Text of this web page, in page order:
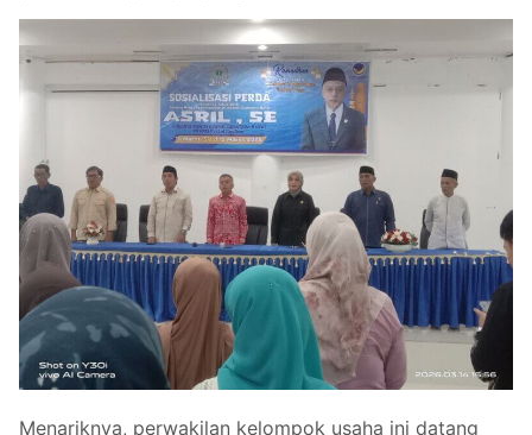
Menariknya, perwakilan kelompok usaha ini datang